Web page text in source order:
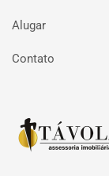
Alugar
Contato
Página inicial